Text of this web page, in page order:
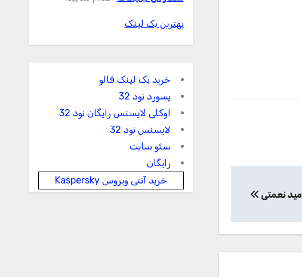
نعمتی
بهترین بک لینک
خرید بک لینک فالو
پسورد نود 32
اوکلی لایسنس رایگان نود 32
لایسنس نود 32
سئو سایت
رایگان
خرید آنتی ویروس Kaspersky